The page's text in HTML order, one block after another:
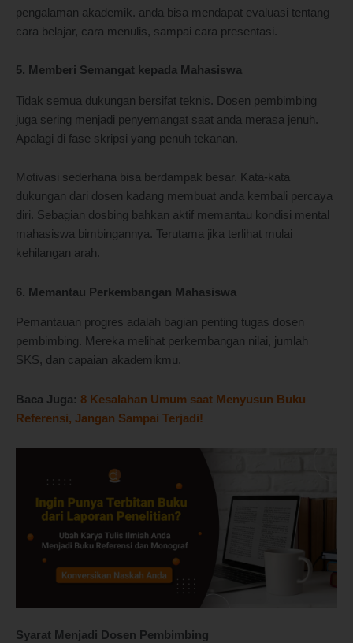
pengalaman akademik. anda bisa mendapat evaluasi tentang
cara belajar, cara menulis, sampai cara presentasi.
5. Memberi Semangat kepada Mahasiswa
Tidak semua dukungan bersifat teknis. Dosen pembimbing
juga sering menjadi penyemangat saat anda merasa jenuh.
Apalagi di fase skripsi yang penuh tekanan.
Motivasi sederhana bisa berdampak besar. Kata-kata
dukungan dari dosen kadang membuat anda kembali percaya
diri. Sebagian dosbing bahkan aktif memantau kondisi mental
mahasiswa bimbingannya. Terutama jika terlihat mulai
kehilangan arah.
6. Memantau Perkembangan Mahasiswa
Pemantauan progres adalah bagian penting tugas dosen
pembimbing. Mereka melihat perkembangan nilai, jumlah
SKS, dan capaian akademikmu.
Baca Juga: 8 Kesalahan Umum saat Menyusun Buku
Referensi, Jangan Sampai Terjadi!
Syarat Menjadi Dosen Pembimbing